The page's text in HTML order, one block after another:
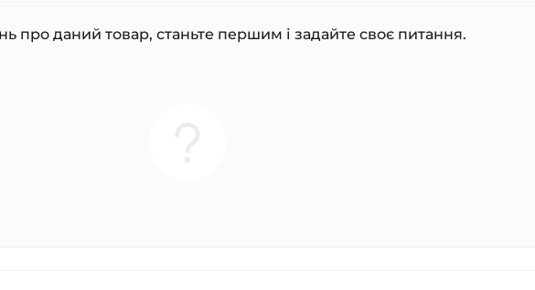
про даний товар, станьте першим і задайте своє питання.